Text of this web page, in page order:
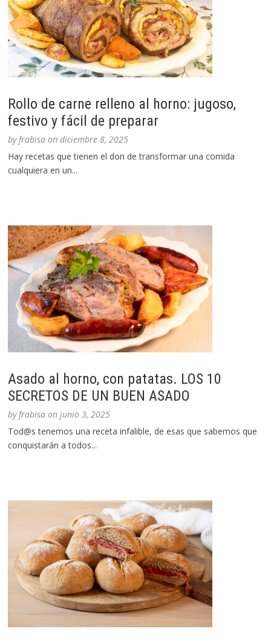
Rollo de carne relleno al horno: jugoso,
festivo y fácil de preparar
byfrabisa ondiciembre 8, 2025
Hay recetas que tienen el don de transformar una comida
cualquiera en un...
Asado al horno, con patatas. LOS 10
SECRETOS DE UN BUEN ASADO
byfrabisa onjunio 3, 2025
Tod@s tenemos una receta infalible, de esas que sabemos que
conquistarán a todos...